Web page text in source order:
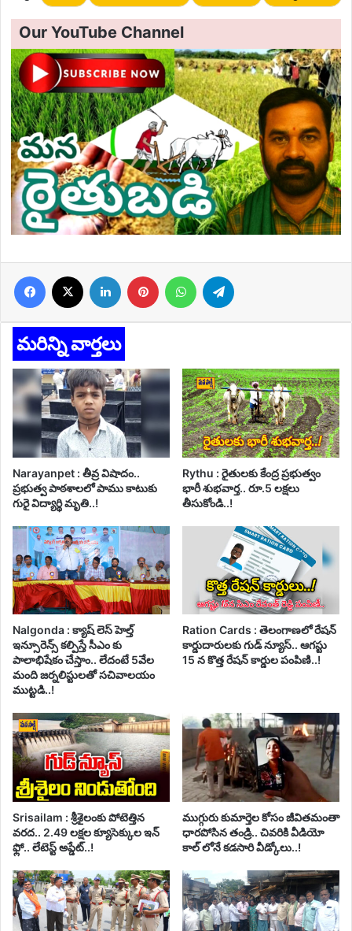
Our YouTube Channel
Facebook LinkedIn Pinterest WhatsApp
మరిన్ని వార్తలు
Narayanpet : తీవ్ర విషాదం..
ప్రభుత్వ పాఠశాలలో పాము కాటుకు
గురై విద్యార్థి మృతి..!
Rythu : రైతులకు కేంద్ర ప్రభుత్వం
భారీ శుభవార్త.. రూ.5 లక్షలు
తీసుకోండి..!
Nalgonda : క్యాష్ లెస్ హెల్త్
ఇన్సూరెన్స్ కల్పిస్తే సీఎం కు
పాలాభిషేకం చేస్తాం.. లేదంటే 5వేల
మంది జర్నలిస్టులతో సచివాలయం
ముట్టడి..!
Ration Cards : తెలంగాణలో రేషన్
కార్డుదారులకు గుడ్ న్యూస్.. ఆగస్టు
15 న కొత్త రేషన్ కార్డుల పంపిణి..!
Srisailam : శ్రీశైలంకు పోటెత్తిన
వరద.. 2.49 లక్షల క్యూసెక్కుల ఇన్
ఫ్లో.. లేటెస్ట్ అప్డేట్..!
ముగ్గురు కుమార్తెల కోసం జీవితమంతా
ధారపోసిన తండ్రి.. చివరికి వీడియో
కాల్ లోనే కడసారి వీడ్కోలు..!